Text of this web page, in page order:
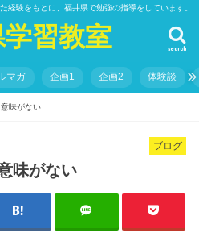
経験をもとに、福井県で勉強の指導をしています。
習教室 search
マガ 企画1 企画2 体験談
味がない
ブログ
味がない